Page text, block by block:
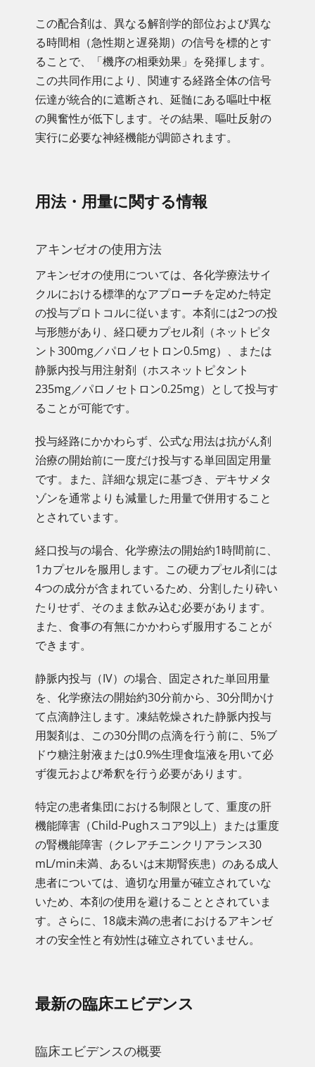
この配合剤は、異なる解剖学的部位および異な
る時間相（急性期と遅発期）の信号を標的とす
ることで、「機序の相乗効果」を発揮します。
この共同作用により、関連する経路全体の信号
伝達が統合的に遮断され、延髄にある嘔吐中枢
の興奮性が低下します。その結果、嘔吐反射の
実行に必要な神経機能が調節されます。
用法・用量に関する情報
アキンゼオの使用方法
アキンゼオの使用については、各化学療法サイ
クルにおける標準的なアプローチを定めた特定
の投与プロトコルに従います。本剤には2つの投
与形態があり、経口硬カプセル剤（ネットピタ
ント300mg／パロノセトロン0.5mg）、または
静脈内投与用注射剤（ホスネットピタント
235mg／パロノセトロン0.25mg）として投与す
ることが可能です。
投与経路にかかわらず、公式な用法は抗がん剤
治療の開始前に一度だけ投与する単回固定用量
です。また、詳細な規定に基づき、デキサメタ
ゾンを通常よりも減量した用量で併用すること
とされています。
経口投与の場合、化学療法の開始約1時間前に、
1カプセルを服用します。この硬カプセル剤には
4つの成分が含まれているため、分割したり砕い
たりせず、そのまま飲み込む必要があります。
また、食事の有無にかかわらず服用することが
できます。
静脈内投与（IV）の場合、固定された単回用量
を、化学療法の開始約30分前から、30分間かけ
て点滴静注します。凍結乾燥された静脈内投与
用製剤は、この30分間の点滴を行う前に、5%ブ
ドウ糖注射液または0.9%生理食塩液を用いて必
ず復元および希釈を行う必要があります。
特定の患者集団における制限として、重度の肝
機能障害（Child-Pughスコア9以上）または重度
の腎機能障害（クレアチニンクリアランス30
mL/min未満、あるいは末期腎疾患）のある成人
患者については、適切な用量が確立されていな
いため、本剤の使用を避けることとされていま
す。さらに、18歳未満の患者におけるアキンゼ
オの安全性と有効性は確立されていません。
最新の臨床エビデンス
臨床エビデンスの概要